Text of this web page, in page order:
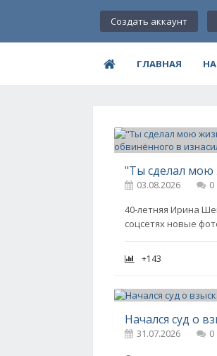
Создать аккаунт
ГЛАВНАЯ
03.08.2026
0
40-летняя Ирина
соцсетях новые
+143
31.07.2026
0